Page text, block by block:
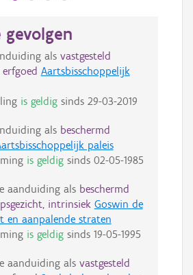
gevolgen
als vastgesteld
Aartsbisschoppelijk
is geldigsinds 29-03-2019
als beschermd
paleis
is geldigsinds 02-05-1985
aanduiding als beschermd
intrinsiek Goswin de
en aanpalende straten
is geldigsinds 19-05-1995
aanduiding als vastgesteld